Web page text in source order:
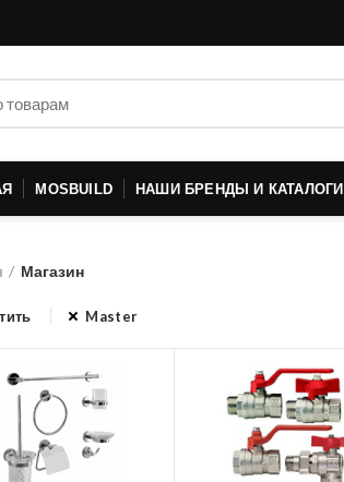
MOSBUILD НАШИ БРЕНДЫ И КАТАЛОГИ
Магазин
Master